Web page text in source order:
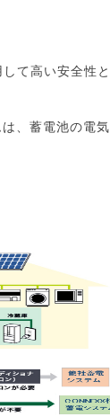
して高い安全性
、蓄電池の電